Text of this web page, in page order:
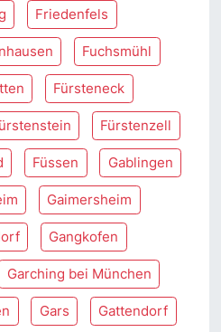
Friedenfels
Fuchsmühl
Fürsteneck
Fürstenzell
Füssen Gablingen
Gaimersheim
Gangkofen
Garching bei München
Gars Gattendorf